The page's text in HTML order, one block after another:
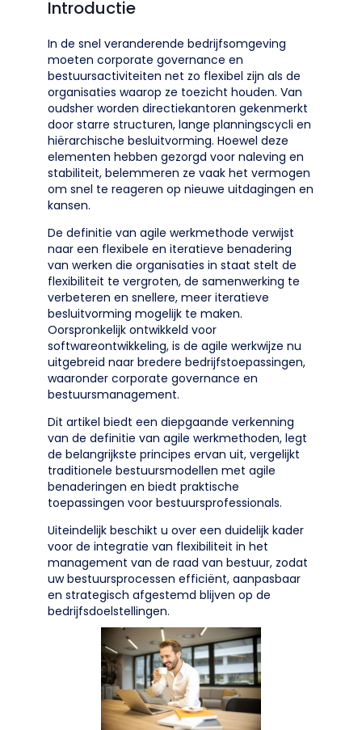
Introductie
In de snel veranderende bedrijfsomgeving
moeten corporate governance en
bestuursactiviteiten net zo flexibel zijn als de
organisaties waarop ze toezicht houden. Van
oudsher worden directiekantoren gekenmerkt
door starre structuren, lange planningscycli en
hiërarchische besluitvorming. Hoewel deze
elementen hebben gezorgd voor naleving en
stabiliteit, belemmeren ze vaak het vermogen
om snel te reageren op nieuwe uitdagingen en
kansen.
De definitie van agile werkmethode verwijst
naar een flexibele en iteratieve benadering
van werken die organisaties in staat stelt de
flexibiliteit te vergroten, de samenwerking te
verbeteren en snellere, meer iteratieve
besluitvorming mogelijk te maken.
Oorspronkelijk ontwikkeld voor
softwareontwikkeling, is de agile werkwijze nu
uitgebreid naar bredere bedrijfstoepassingen,
waaronder corporate governance en
bestuursmanagement.
Dit artikel biedt een diepgaande verkenning
van de definitie van agile werkmethoden, legt
de belangrijkste principes ervan uit, vergelijkt
traditionele bestuursmodellen met agile
benaderingen en biedt praktische
toepassingen voor bestuursprofessionals.
Uiteindelijk beschikt u over een duidelijk kader
voor de integratie van flexibiliteit in het
management van de raad van bestuur, zodat
uw bestuursprocessen efficiënt, aanpasbaar
en strategisch afgestemd blijven op de
bedrijfsdoelstellingen.